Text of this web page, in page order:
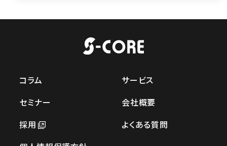
コラム サービス
セミナー 会社概要
採用 よくある質問